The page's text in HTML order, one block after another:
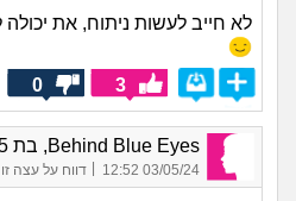
לא חייב לעשות ניתוח, את יכולה
3
0
Behind Blue Eyes, בת 35
03/05/24 12:52 דווח על עצה זו